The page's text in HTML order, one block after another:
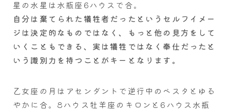
星の水星は水瓶座6ハウスで合。
自分は棄てられた犠牲者だったというセルフイメー
ジは決定的なものではなく、もっと他の見方をして
いくこともできる、実は犠牲ではなく奉仕だったと
いう識別力を持つことがキーとなります。
乙女座の月はアセンダントで逆行中のベスタとゆる
やかに合。8ハウス牡羊座のキロンと6ハウス水瓶